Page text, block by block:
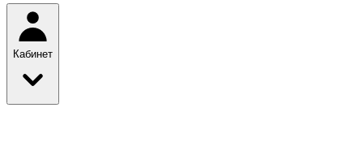
Кабинет